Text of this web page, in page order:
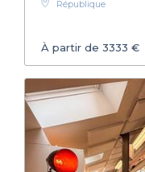
République
À partir de 3333 €